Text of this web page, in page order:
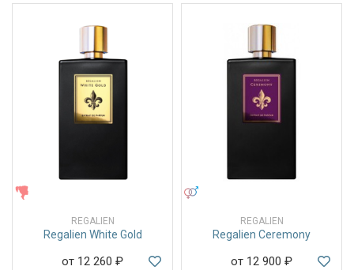
REGALIEN
Regalien White Gold
от 12 260 ₽
REGALIEN
Regalien Ceremony
от 12 900 ₽